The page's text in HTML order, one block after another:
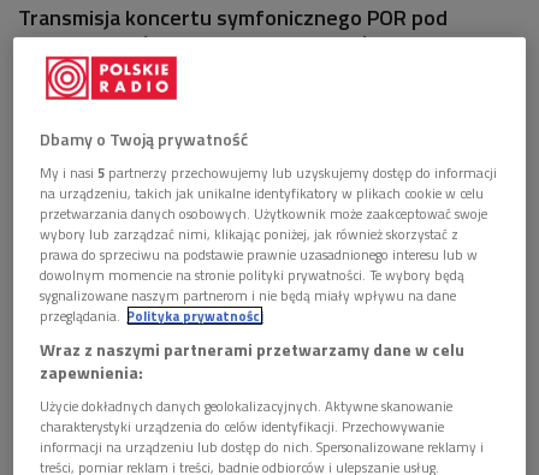
Transmisja koncertu symfonicznego POR pod
dyrekcją Pawła Przytockiego z udziałem
znakomitego ukraińskiego pianisty.
Denis Zhdanov (na zdj.) już nieraz występował przed polską publicznością: grał
recitale w Warszawie, Krakowie, Łodzi, Katowicach i we Wrocławiu. W 2009
wystąpił z Polską Orkiestrą Camerata. Foto: mat. promocyjne
Dbamy o Twoją prywatność
My i nasi5 partnerzy przechowujemy lub uzyskujemy dostęp do informacji
na urządzeniu, takich jak unikalne identyfikatory w plikach cookie w celu
przetwarzania danych osobowych. Użytkownik może zaakceptować swoje
wybory lub zarządzać nimi, klikając poniżej, jak również skorzystać z
prawa do sprzeciwu na podstawie prawnie uzasadnionego interesu lub w
dowolnym momencie na stronie polityki prywatności. Te wybory będą
sygnalizowane naszym partnerom i nie będą miały wpływu na dane
przeglądania. Polityka prywatności
Wraz z naszymi partnerami przetwarzamy dane w celu
zapewnienia:
Użycie dokładnych danych geolokalizacyjnych. Aktywne skanowanie
charakterystyki urządzenia do celów identyfikacji. Przechowywanie
informacji na urządzeniu lub dostęp do nich. Spersonalizowane reklamy i
treści, pomiar reklam i treści, badnie odbiorców i ulepszanie usług.